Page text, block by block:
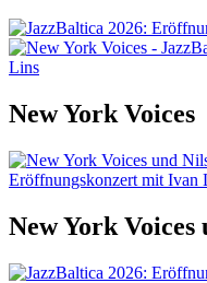
New York Voices
New York